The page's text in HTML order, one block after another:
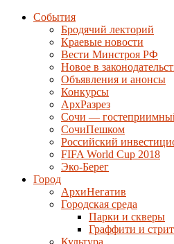
События
Бродячий лекторий
Краевые новости
Вести Минстроя РФ
Новое в
Объявления и анонсы
Конкурсы
АрхРазрез
Сочи —
СочиПешком
Российский
FIFA World Cup 2018
Эко-Берег
Город
АрхиНегатив
Городская среда
Парки и скверы
Граффити и
Культура